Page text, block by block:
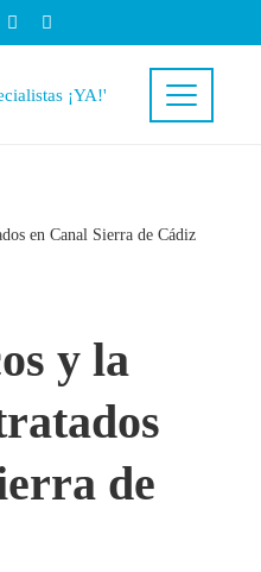
en Canal Sierra de Cádiz
y la
de